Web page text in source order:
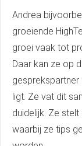
Andrea
groeiende
groei vaak tot
Daar kan ze op
gesprekspartner
ligt. Ze vat dit
duidelijk. Ze stelt
waarbij ze tips